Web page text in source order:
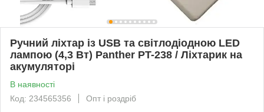
Ручний ліхтар із USB та світлодіодною LED
лампою (4,3 Вт) Panther PT-238 / Ліхтарик на
акумуляторі
В наявності
Код: 234565356
Опт і роздріб